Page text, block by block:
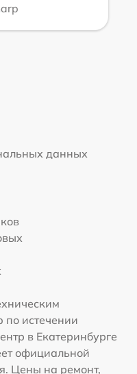
данных
по истечении
в Екатеринбурге
официальной
Цены на ремонт,